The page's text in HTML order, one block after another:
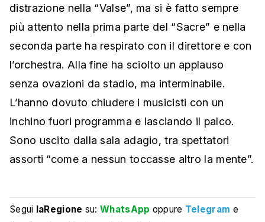
distrazione nella “Valse”, ma si è fatto sempre
più attento nella prima parte del “Sacre” e nella
seconda parte ha respirato con il direttore e con
l’orchestra. Alla fine ha sciolto un applauso
senza ovazioni da stadio, ma interminabile.
L’hanno dovuto chiudere i musicisti con un
inchino fuori programma e lasciando il palco.
Sono uscito dalla sala adagio, tra spettatori
assorti “come a nessun toccasse altro la mente”.
Segui laRegione su:WhatsApp oppure Telegram e